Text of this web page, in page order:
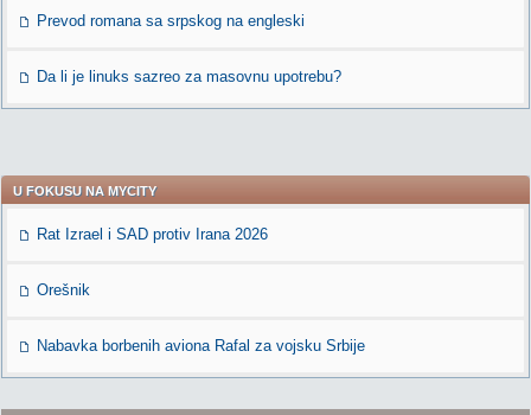
Prevod romana sa srpskog na engleski
Da li je linuks sazreo za masovnu upotrebu?
U FOKUSU NA MYCITY
Rat Izrael i SAD protiv Irana 2026
Orešnik
Nabavka borbenih aviona Rafal za vojsku Srbije